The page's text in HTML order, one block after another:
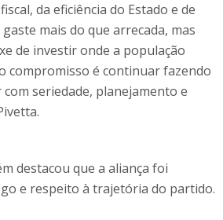
da eficiência do Estado e de
mais do que arrecada, mas
de investir onde a população
compromisso é continuar fazendo
seriedade, planejamento e
destacou que a aliança foi
e respeito à trajetória do partido.